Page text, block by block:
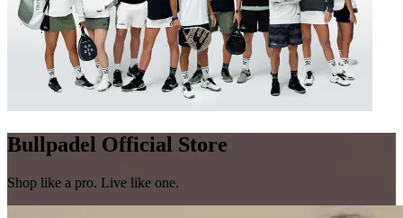
Bullpadel Official Store
Shop like a pro. Live like one.